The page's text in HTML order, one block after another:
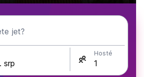
jet?
Hosté